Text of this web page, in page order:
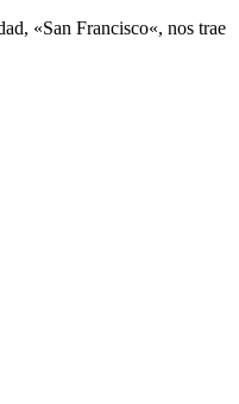
«San Francisco«, nos trae